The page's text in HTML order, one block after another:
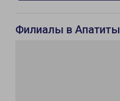
Филиалы в Апатиты